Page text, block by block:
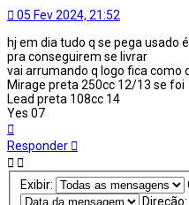
05 Fev 2024, 21:52
hj em dia tudo q se pega usado
pra conseguirem se livrar
vai arrumando q logo fica como
Mirage preta 250cc 12/13 se foi
Lead preta 108cc 14
Yes 07
ao
topo
Responder
Exibir:
Direção: